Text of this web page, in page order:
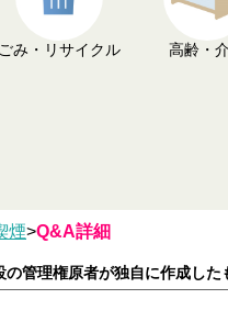
ごみ・リサイクル 高齢・
煙>Q&A詳細
管理権原者が独自に作成した